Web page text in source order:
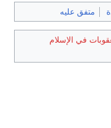
متفق عليه
في الإسلام